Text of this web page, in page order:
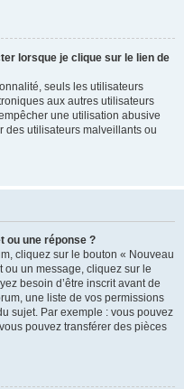
lorsque je clique sur le lien de
seuls les utilisateurs
aux autres utilisateurs
une utilisation abusive
des utilisateurs malveillants ou
ou une réponse ?
cliquez sur le bouton « Nouveau
un message, cliquez sur le
besoin d’être inscrit avant de
une liste de vos permissions
sujet. Par exemple : vous pouvez
pouvez transférer des pièces